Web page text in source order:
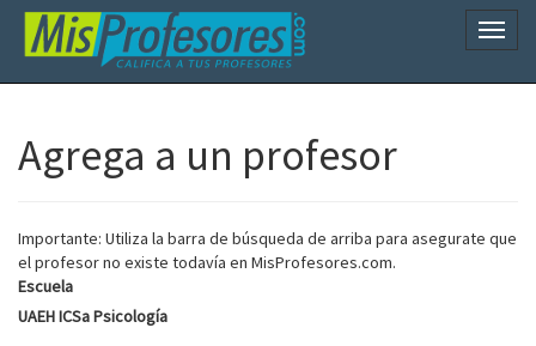
Agrega a un profesor
Importante: Utiliza la barra de búsqueda de arriba para asegurate que
el profesor no existe todavía en MisProfesores.com.
Escuela
UAEH ICSa Psicología